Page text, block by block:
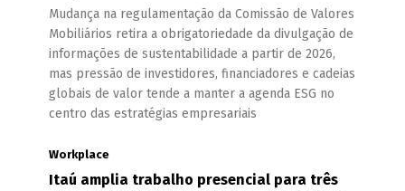
Mudança na regulamentação da Comissão de Valores
Mobiliários retira a obrigatoriedade da divulgação de
informações de sustentabilidade a partir de 2026,
mas pressão de investidores, financiadores e cadeias
globais de valor tende a manter a agenda ESG no
centro das estratégias empresariais
Workplace
Itaú amplia trabalho presencial para três